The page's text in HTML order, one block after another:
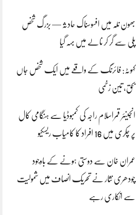
بھون نلہ میں افسوسناک حادثہ — بزرگ شخص
پلی سے گر کر نالے میں بہہ گیا
کہوٹہ: فائرنگ کے واقعے میں ایک شخص جاں
بحق، تین زخمی
انجینئر قمراسلام راجہ کی کمبوڈیا سے ہنگامی کال
پر چکری میں 16 افراد کا کامیاب ریسکیو
عمران خان سے دوستی ہونے کے باوجود
چودھری نثار نے تحریک انصاف میں شمولیت
سے انکاری رہے